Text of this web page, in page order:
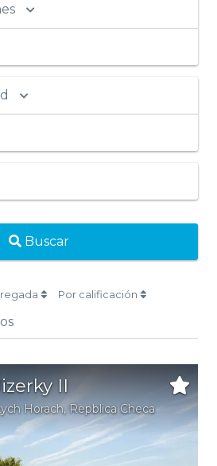
Buscar
Por calificación
II
Horach, Repblica Checa